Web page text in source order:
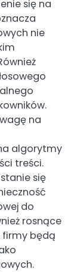
się na
nie
na
algorytmy
treści.
się
do
rosnące
firmy będą